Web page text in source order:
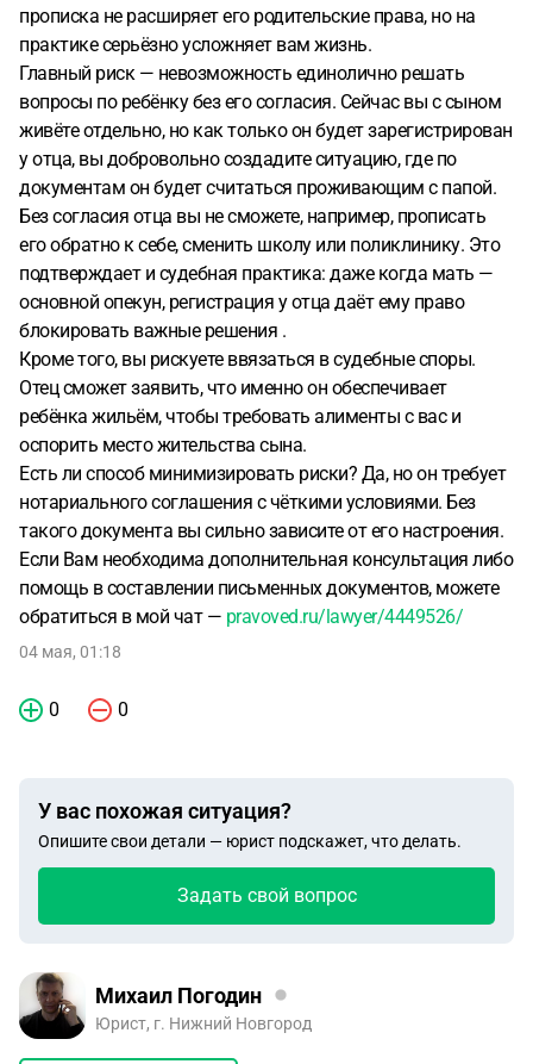
прописка не расширяет его родительские права, но на
практике серьёзно усложняет вам жизнь.
Главный риск — невозможность единолично решать
вопросы по ребёнку без его согласия. Сейчас вы с сыном
живёте отдельно, но как только он будет зарегистрирован
у отца, вы добровольно создадите ситуацию, где по
документам он будет считаться проживающим с папой.
Без согласия отца вы не сможете, например, прописать
его обратно к себе, сменить школу или поликлинику. Это
подтверждает и судебная практика: даже когда мать —
основной опекун, регистрация у отца даёт ему право
блокировать важные решения .
Кроме того, вы рискуете ввязаться в судебные споры.
Отец сможет заявить, что именно он обеспечивает
ребёнка жильём, чтобы требовать алименты с вас и
оспорить место жительства сына.
Есть ли способ минимизировать риски? Да, но он требует
нотариального соглашения с чёткими условиями. Без
такого документа вы сильно зависите от его настроения.
Если Вам необходима дополнительная консультация либо
помощь в составлении письменных документов, можете
обратиться в мой чат — pravoved.ru/lawyer/4449526/
04 мая, 01:18
0 0
У вас похожая ситуация?
Опишите свои детали — юрист подскажет, что делать.
Задать свой вопрос
Михаил Погодин
Юрист, г. Нижний Новгород